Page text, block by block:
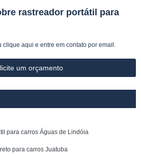
rastreador portátil para
clique aqui e entre em contato por email.
um orçamento
para carros Águas de Lindóia
para carros Juatuba